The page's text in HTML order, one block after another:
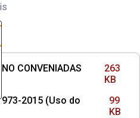
Superior
CONVENIADAS
263
KB
973-2015 (Uso do
99
KB